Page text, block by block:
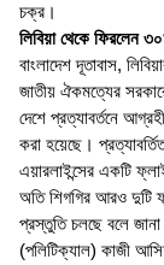
চক্র।
লিবিয়া থেকে ফিরলেন
বাংলাদেশ দূতাবাস,
জাতীয় ঐকমত্যের
দেশে প্রত্যাবর্তনে
করা হয়েছে।
এয়ারলাইন্সের একটি
অতি শিগগির আরও দুটি
প্রস্তুতি চলছে বলে জানা
(পলিটিক্যাল) কাজী